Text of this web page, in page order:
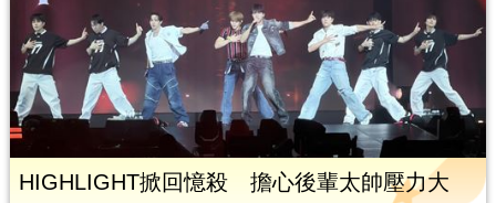
HIGHLIGHT掀回憶殺 擔心後輩太帥壓力大